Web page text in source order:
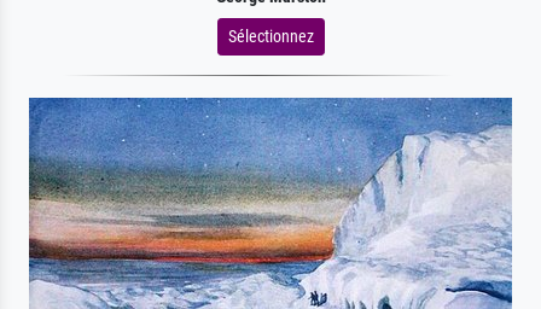
Sélectionnez